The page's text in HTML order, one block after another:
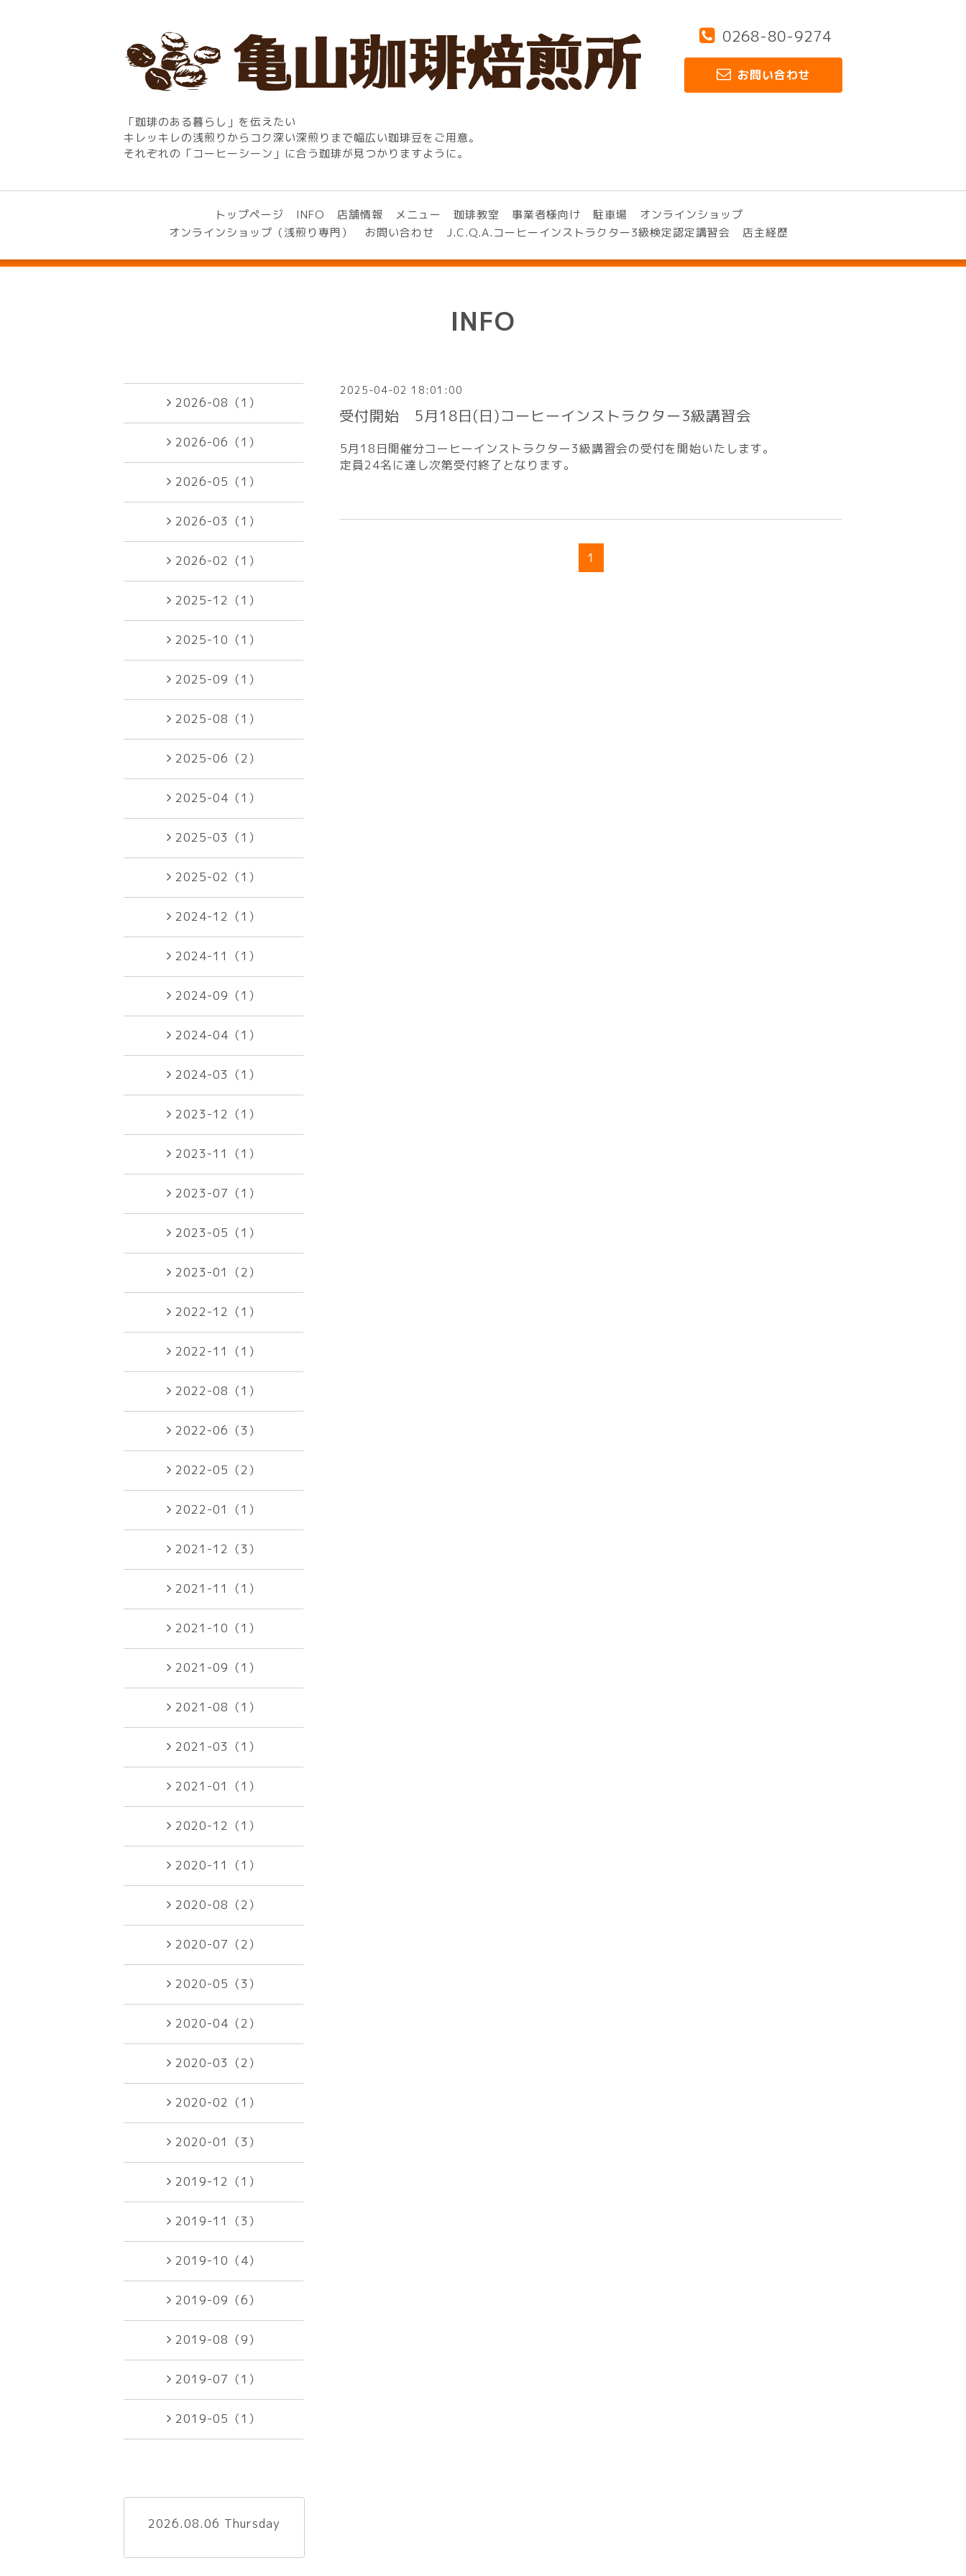
0268-80-9274
お問い合わせ
「珈琲のある暮らし」を伝えたい
キレッキレの浅煎りからコク深い深煎りまで幅広い珈琲豆をご用意。
それぞれの「コーヒーシーン」に合う珈琲が見つかりますように。
トップページ INFO 店舗情報 メニュー 珈琲教室 事業者様向け 駐車場
オンラインショップ
オンラインショップ（浅煎り専門）
お問い合わせ J.C.Q.A.コーヒーインストラクター3級検定認定講習会 店主経歴
INFO
2025-04-02 18:01:00
受付開始 5月18日(日)コーヒーインストラクター3級講習会
5月18日開催分コーヒーインストラクター3級講習会の受付を開始いたします。
定員24名に達し次第受付終了となります。
1
2026-08（1）
2026-06（1）
2026-05（1）
2026-03（1）
2026-02（1）
2025-12（1）
2025-10（1）
2025-09（1）
2025-08（1）
2025-06（2）
2025-04（1）
2025-03（1）
2025-02（1）
2024-12（1）
2024-11（1）
2024-09（1）
2024-04（1）
2024-03（1）
2023-12（1）
2023-11（1）
2023-07（1）
2023-05（1）
2023-01（2）
2022-12（1）
2022-11（1）
2022-08（1）
2022-06（3）
2022-05（2）
2022-01（1）
2021-12（3）
2021-11（1）
2021-10（1）
2021-09（1）
2021-08（1）
2021-03（1）
2021-01（1）
2020-12（1）
2020-11（1）
2020-08（2）
2020-07（2）
2020-05（3）
2020-04（2）
2020-03（2）
2020-02（1）
2020-01（3）
2019-12（1）
2019-11（3）
2019-10（4）
2019-09（6）
2019-08（9）
2019-07（1）
2019-05（1）
2026.08.06 Thursday